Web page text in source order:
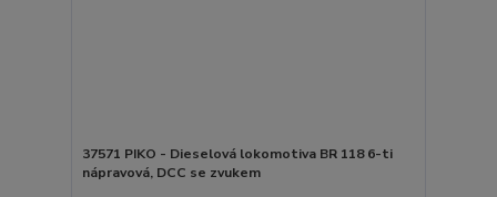
37571 PIKO - Dieselová lokomotiva BR 118 6-ti
nápravová, DCC se zvukem